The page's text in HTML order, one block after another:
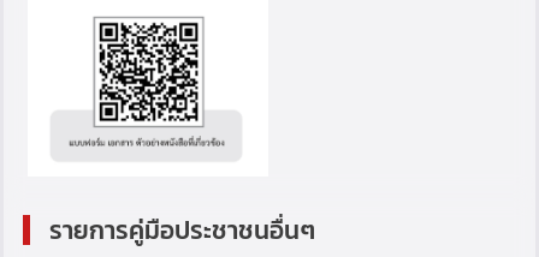
รายการคู่มือประชาชนอื่นๆ